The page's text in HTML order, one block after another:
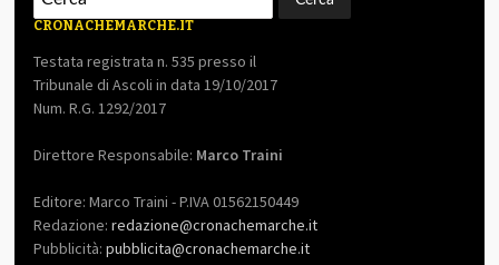
CRONACHEMARCHE.IT
Testata registrata n. 535 presso il
Tribunale di Ascoli in data 19/10/2017
Num. R.G. 1292/2017
Direttore Responsabile: Marco Traini
Editore: Marco Traini - P.IVA 01562150449
Redazione:redazione@cronachemarche.it
Pubblicità:pubblicita@cronachemarche.it